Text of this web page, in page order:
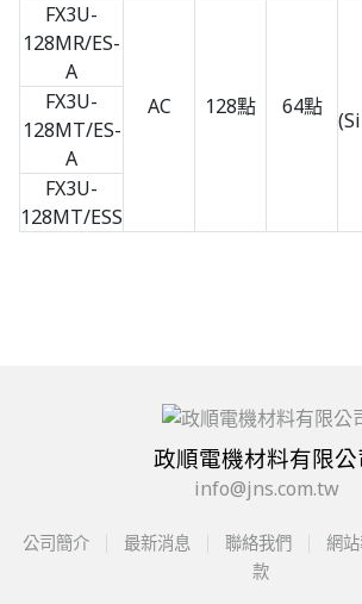
FX3U-
128MR/ES-
A
AC
128點 64點
FX3U-
128MT/ES-
A
FX3U-
128MT/ESS
政順電機材料有限公
info@jns.com.tw
公司簡介 最新消息 聯絡我們 網
款